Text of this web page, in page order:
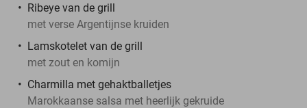
Ribeye van de grill
met verse Argentijnse kruiden
Lamskotelet van de grill
met zout en komijn
Charmilla met gehaktballetjes
Marokkaanse salsa met heerlijk gekruide